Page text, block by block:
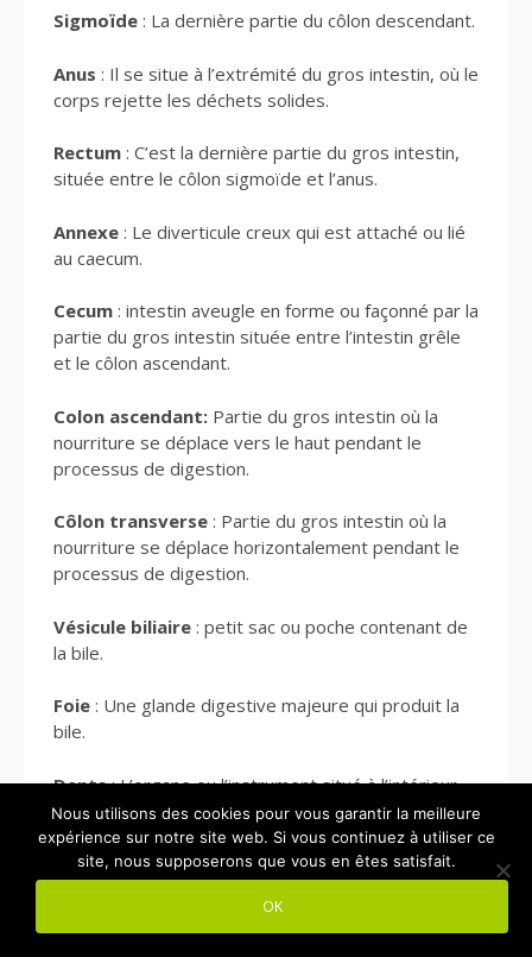
Sigmoïde : La dernière partie du côlon descendant.
Anus : Il se situe à l’extrémité du gros intestin, où le
corps rejette les déchets solides.
Rectum : C’est la dernière partie du gros intestin,
située entre le côlon sigmoïde et l’anus.
Annexe : Le diverticule creux qui est attaché ou lié
au caecum.
Cecum : intestin aveugle en forme ou façonné par la
partie du gros intestin située entre l’intestin grêle
et le côlon ascendant.
Colon ascendant: Partie du gros intestin où la
nourriture se déplace vers le haut pendant le
processus de digestion.
Côlon transverse : Partie du gros intestin où la
nourriture se déplace horizontalement pendant le
processus de digestion.
Vésicule biliaire : petit sac ou poche contenant de
la bile.
Foie : Une glande digestive majeure qui produit la
bile.
Dents: L’organe ou l’instrument situé à l’intérieur
de votre bouche ou de votre mâchoire qui est
utilisé pour couper et décomposer vos aliments
avant qu’ils n’entrent dans le tube digestif.
: L’organe qui permet de goûter.
Nous utilisons des cookies pour vous garantir la meilleure
expérience sur notre site web. Si vous continuez à utiliser ce
site, nous supposerons que vous en êtes satisfait.
OK